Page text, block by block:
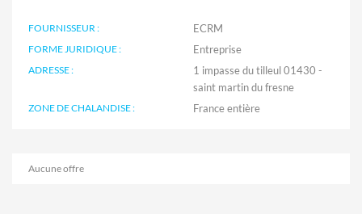
FOURNISSEUR : ECRM
FORME JURIDIQUE : Entreprise
ADRESSE :
1 impasse du tilleul 01430 -
saint martin du fresne
ZONE DE CHALANDISE :
Aucune offre